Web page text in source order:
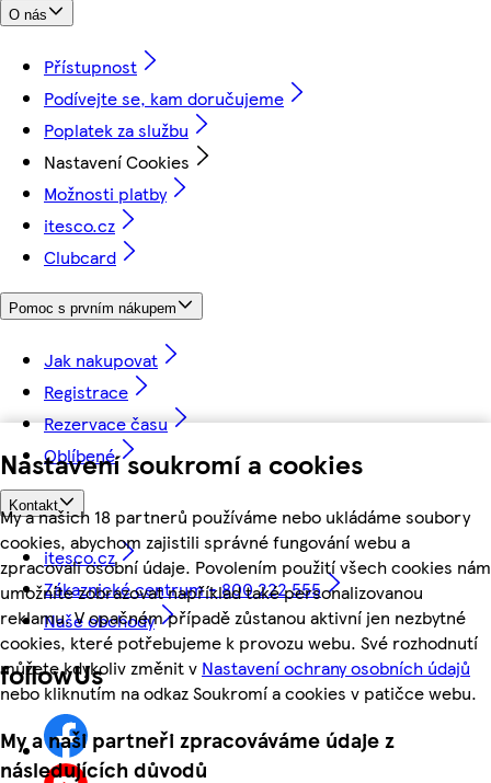
Nastavení soukromí a cookies
My a našich 18 partnerů používáme nebo ukládáme soubory
cookies, abychom zajistili správné fungování webu a
zpracovali osobní údaje. Povolením použití všech cookies nám
umožníte zobrazovat například také personalizovanou
reklamu. V opačném případě zůstanou aktivní jen nezbytné
cookies, které potřebujeme k provozu webu. Své rozhodnutí
můžete kdykoliv změnit v Nastavení ochrany osobních údajů
nebo kliknutím na odkaz Soukromí a cookies v patičce webu.
My a naši partneři zpracováváme údaje z
následujících důvodů
O nás
Přístupnost
Podívejte se, kam doručujeme
Poplatek za službu
Nastavení Cookies
Možnosti platby
itesco.cz
Clubcard
Pomoc s prvním nákupem
Jak nakupovat
Registrace
Rezervace času
Oblíbené
Kontakt
itesco.cz
Zákaznické centrum - 800 222 555
Naše obchody
followUs